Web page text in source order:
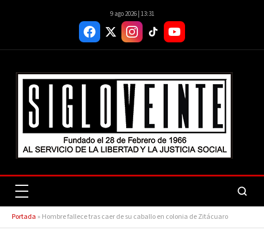
9 ago 2026 | 13:31
Portada » Hombre fallece tras caer de su caballo en colonia de Zitácuaro